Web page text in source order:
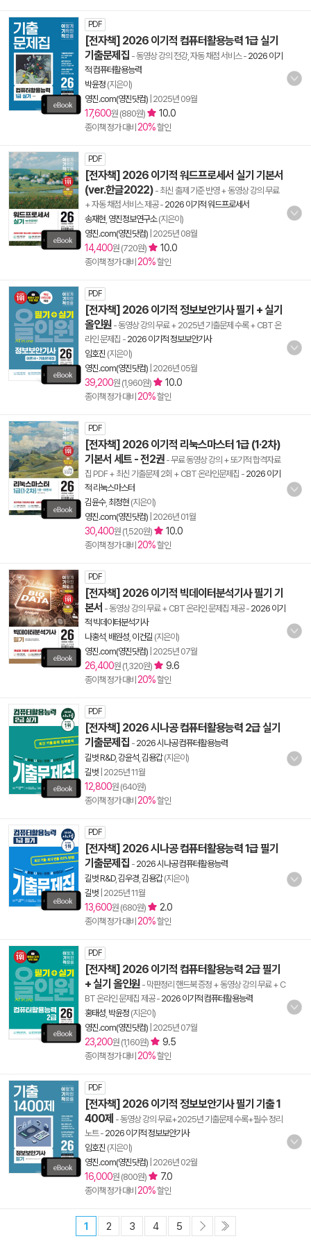
PDF
[전자책] 2026 이기적 컴퓨터활용능력 1급 실기
기출문제집 - 동영상 강의 전강, 자동 채점 서비스- 2026 이기
적 컴퓨터활용능력
박윤정 (지은이)
영진.com(영진닷컴) 2025년 09월
17,600원 (880원) 10.0
종이책 정가 대비 20%할인
PDF
[전자책] 2026 이기적 워드프로세서 실기 기본서
(ver.한글2022) - 최신 출제 기준 반영 + 동영상 강의 무료
+ 자동 채점 서비스 제공- 2026 이기적 워드프로세서
송재현 영진정보연구소(지은이)
영진.com(영진닷컴) 2025년 08월
14,400원 (720원) 10.0
종이책 정가 대비 20%할인
PDF
[전자책] 2026 이기적 정보보안기사 필기 + 실기
올인원 - 동영상 강의 무료 + 2025년 기출문제 수록 + CBT 온
라인 문제집 - 2026 이기적 정보보안기사
임호진 (지은이)
영진.com(영진닷컴) 2026년 05월
39,200원 (1,960원) 10.0
종이책 정가 대비 20%할인
PDF
[전자책] 2026 이기적 리눅스마스터 1급 (1·2차)
기본서 세트 - 전2권 - 무료 동영상 강의 + 또기적 합격자료
집 PDF + 최신 기출문제 2회 + CBT 온라인문제집 - 2026 이기
적 리눅스마스터
김윤수, 최정현 (지은이)
영진.com(영진닷컴) 2026년 01월
30,400원 (1,520원) 10.0
종이책 정가 대비 20%할인
PDF
[전자책] 2026 이기적 빅데이터분석기사 필기 기
본서 - 동영상 강의 무료 + CBT 온라인 문제집 제공- 2026 이기
적 빅데이터분석기사
나홍석 배원성 이건길 (지은이)
영진.com(영진닷컴) 2025년 07월
26,400원 (1,320원) 9.6
종이책 정가 대비 20%할인
PDF
[전자책] 2026 시나공 컴퓨터활용능력 2급 실기
기출문제집 - 2026 시나공 컴퓨터활용능력
길벗 R&D, 강윤석 김용갑(지은이)
길벗 2025년 11월
12,800원 (640원)
종이책 정가 대비 20%할인
PDF
[전자책] 2026 시나공 컴퓨터활용능력 1급 필기
기출문제집 - 2026 시나공 컴퓨터활용능력
길벗 R&D, 김우경 김용갑(지은이)
길벗 2025년 11월
13,600원 (680원) 2.0
종이책 정가 대비 20%할인
PDF
[전자책] 2026 이기적 컴퓨터활용능력 2급 필기
+ 실기 올인원 - 막판정리 핸드북 증정 + 동영상 강의 무료 + C
BT 온라인 문제집 제공- 2026 이기적 컴퓨터활용능력
홍태성 박윤정 (지은이)
영진.com(영진닷컴) 2025년 07월
23,200원 (1,160원) 9.5
종이책 정가 대비 20%할인
PDF
[전자책] 2026 이기적 정보보안기사 필기 기출 1
400제 - 동영상 강의 무료+2025년 기출문제 수록+필수 정리
노트- 2026 이기적 정보보안기사
임호진 (지은이)
영진.com(영진닷컴) 2026년 02월
16,000원 (800원) 7.0
종이책 정가 대비 20%할인
1 2 3 4 5